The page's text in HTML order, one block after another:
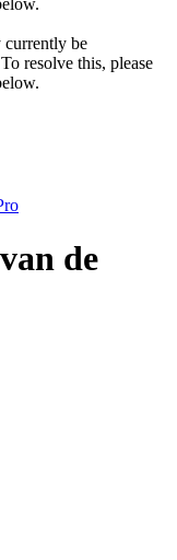
currently be
resolve this, please
de